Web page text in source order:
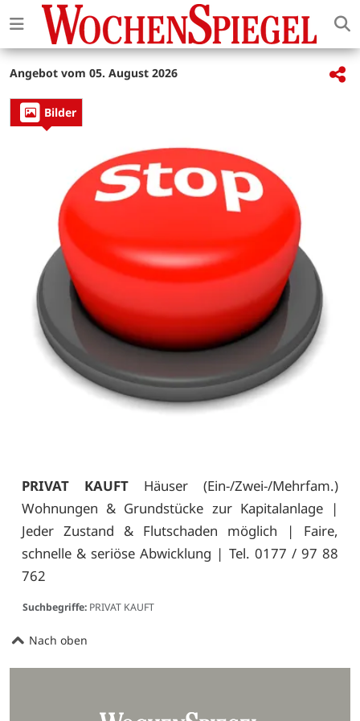
Angebot vom 05. August 2026
Bilder
PRIVAT KAUFT Häuser (Ein-/Zwei-/Mehrfam.)
Wohnungen & Grundstücke zur Kapitalanlage |
Jeder Zustand & Flutschaden möglich | Faire,
schnelle & seriöse Abwicklung | Tel. 0177 / 97 88
762
Suchbegriffe: PRIVAT KAUFT
Nach oben